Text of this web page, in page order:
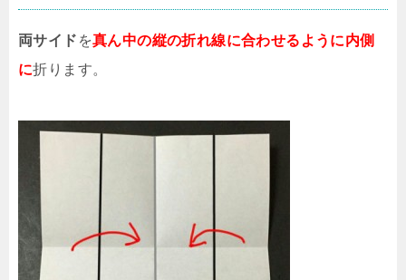
両サイド を真ん中の縦の折れ線に合わせるように内側
に折ります。